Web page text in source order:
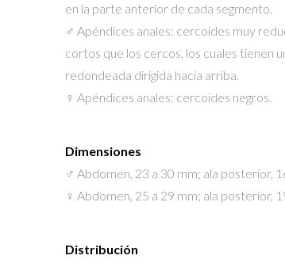
en la parte anterior de cada segmento.
♂ Apéndices anales: cercoides muy
cortos que los cercos, los cuales tienen
redondeada dirigida hacia arriba.
♀ Apéndices anales: cercoides negros.
Dimensiones
♂ Abdomen, 23 a 30 mm; ala posterior,
♀ Abdomen, 25 a 29 mm; ala posterior,
Distribución